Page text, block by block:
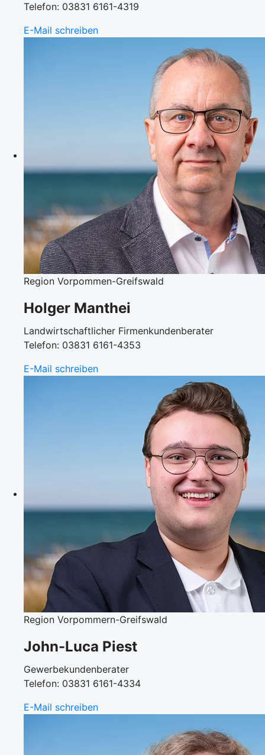
Telefon: 03831 6161-4319
E-Mail schreiben
Region Vorpommen-Greifswald
Holger Manthei
Landwirtschaftlicher Firmenkundenberater
Telefon: 03831 6161-4353
E-Mail schreiben
Region Vorpommern-Greifswald
John-Luca Piest
Gewerbekundenberater
Telefon: 03831 6161-4334
E-Mail schreiben